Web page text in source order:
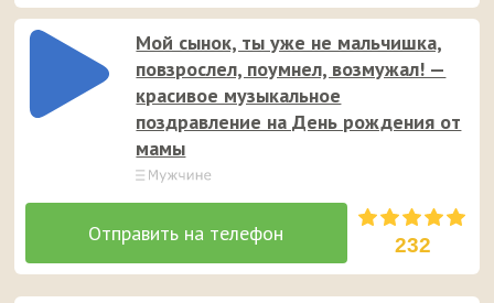
Мой сынок, ты уже не мальчишка,
повзрослел, поумнел, возмужал! —
красивое музыкальное
поздравление на День рождения от
мамы
232